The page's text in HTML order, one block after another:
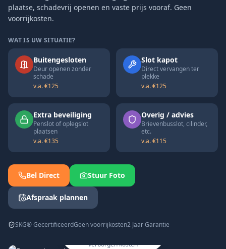
plaatse, schadevrij openen en vaste prijs vooraf. Geen
voorrijkosten.
WAT IS UW SITUATIE?
Buitengesloten
Deur openen zonder
schade
v.a. €125
Slot kapot
Direct vervangen ter
plekke
v.a. €125
Extra beveiliging
Penslot of oplegslot
plaatsen
v.a. €135
Overig / advies
Brievenbusslot, cilinder,
etc.
v.a. €115
Bel Direct Stuur Foto
Afspraak plannen
SKG® GecertificeerdGeen voorrijkosten2 Jaar Garantie
Snel, transparant en
professioneel geholpen
verborgen kosten